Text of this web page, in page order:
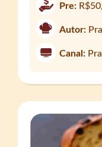
Pre:
Autor:
Canal: